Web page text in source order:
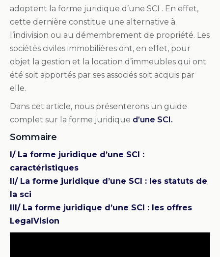
adoptent la forme juridique d’une SCI . En effet,
cette dernière constitue une alternative à
l’indivision ou au démembrement de propriété. Les
sociétés civiles immobilières ont, en effet, pour
objet la gestion et la location d’immeubles qui ont
été soit apportés par ses associés soit acquis par
elle.
Dans cet article, nous présenterons un guide
complet sur la forme juridique d’une SCI.
Sommaire
I/ La forme juridique d’une SCI :
caractéristiques
II/ La forme juridique d’une SCI : les statuts de
la sci
III/ La forme juridique d’une SCI : les offres
LegalVision